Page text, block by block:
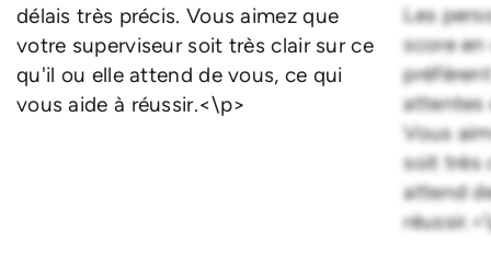
délais très précis. Vous aimez que
votre superviseur soit très clair sur ce
qu'il ou elle attend de vous, ce qui
vous aide à réussir.<\p>
Les
score
attentes
Vous
soit très
attend